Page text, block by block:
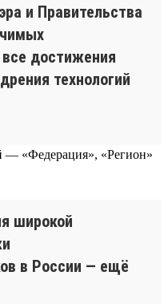
и Правительства
достижения
технологий
— «Федерация», «Регион»
широкой
в России — ещё